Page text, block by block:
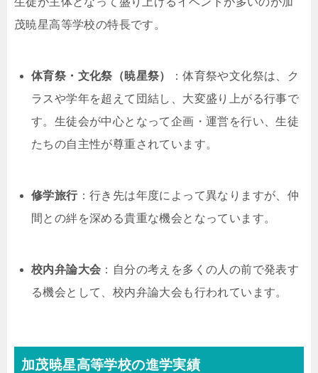
茂暁星高等学校の特長です。
体育祭・文化祭（暁星祭）
：体育祭や文化祭は、ク
ラスや学年を超えて団結し、大変盛り上がる行事で
す。生徒会が中心となって企画・運営を行い、生徒
たちの自主性が尊重されています。
修学旅行：行き先は年度によって異なりますが、仲
間との絆を深める貴重な機会となっています。
校内弁論大会 ：自分の考えを多くの人の前で発表す
る機会として、校内弁論大会も行われています。
加茂暁星高等学校の進学実績